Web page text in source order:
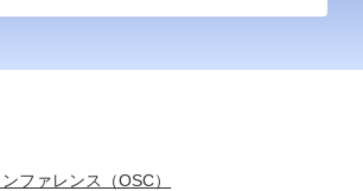
ファレンス（OSC）